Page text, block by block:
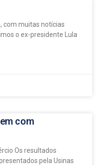
com muitas notícias
o ex-presidente Lula
com
Os resultados
pela Usinas